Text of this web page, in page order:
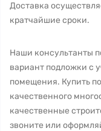
Доставка
кратчайшие сроки.
Наши консультанты
вариант подложки с
помещения. Купить
качественного
качественные
звоните или